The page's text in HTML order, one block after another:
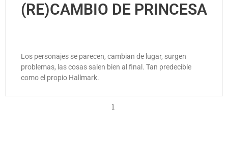
(RE)CAMBIO DE PRINCESA
Los personajes se parecen, cambian de lugar, surgen
problemas, las cosas salen bien al final. Tan predecible
como el propio Hallmark.
1